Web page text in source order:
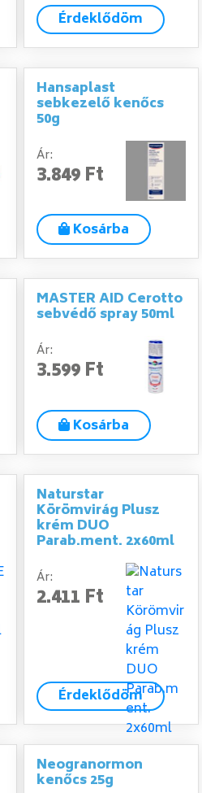
Érdeklődöm
Hansaplast
sebkezelő kenőcs
50g
Ár:
3.849 Ft
Kosárba
MASTER AID Cerotto
sebvédő spray 50ml
Ár:
3.599 Ft
Kosárba
Naturstar
Körömvirág Plusz
krém DUO
Parab.ment. 2x60ml
Ár:
2.411 Ft
Érdeklődöm
Neogranormon
kenőcs 25g